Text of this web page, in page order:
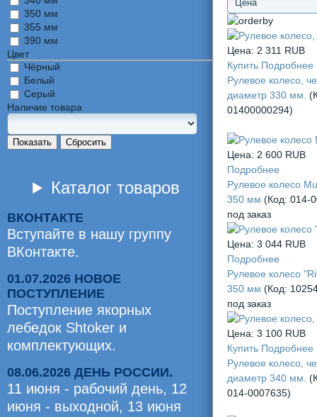
350 мм
355 мм
390 мм
Цвет
Чёрный
Белый
Серый
Наличие товара
Показать Сбросить
Каталог товаров
ВКОНТАКТЕ
Вступайте в нашу группу
ВКонтакте.
01.07.2026 НОВОЕ
ПОСТУПЛЕНИЕ
Поступление якорных
лебедок Shtoker и
комплектующих.
08.06.2026 ДЕНЬ РОССИИ.
11 июня - рабочий день, 12
июня - выходной, 13 июня
Цена: 2 311 RUB
Купить Подробнее
Рулевое колесо,
диаметр 330 мм.
01400000294)
Цена: 2 600 RUB
Подробнее
Рулевое колесо
350 мм (Код: 014-
под заказ
Цена: 3 044 RUB
Подробнее
Рулевое колесо
350 мм (Код:
под заказ
Цена: 3 100 RUB
Купить Подробнее
Рулевое колесо,
диаметр 340 мм.
014-0007635)